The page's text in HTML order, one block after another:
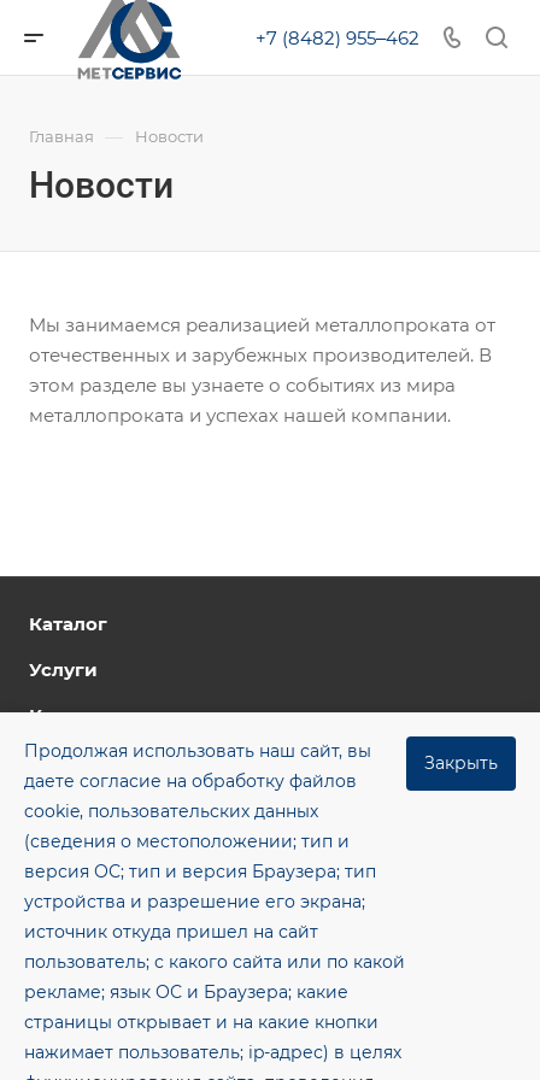
+7 (8482) 955‒462
Главная — Новости
Новости
Мы занимаемся реализацией металлопроката от
отечественных и зарубежных производителей. В
этом разделе вы узнаете о событиях из мира
металлопроката и успехах нашей компании.
Каталог
Услуги
Компания
Цены
Контакты
Блог
+7 (8482) 955‒462
office@gkmsp.ru
445043, Самарская обл., г. Тольятти, ОЭЗ ППТ тер.,
Продолжая использовать наш сайт, вы
даете согласие на обработку файлов
cookie, пользовательских данных
(сведения о местоположении; тип и
версия ОС; тип и версия Браузера; тип
устройства и разрешение его экрана;
источник откуда пришел на сайт
пользователь; с какого сайта или по какой
рекламе; язык ОС и Браузера; какие
страницы открывает и на какие кнопки
нажимает пользователь; ip-адрес) в целях
Закрыть